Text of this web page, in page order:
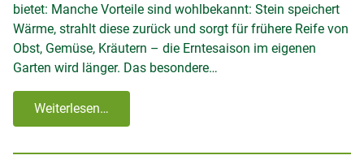
bietet: Manche Vorteile sind wohlbekannt: Stein speichert
Wärme, strahlt diese zurück und sorgt für frühere Reife von
Obst, Gemüse, Kräutern – die Erntesaison im eigenen
Garten wird länger. Das besondere…
Weiterlesen…